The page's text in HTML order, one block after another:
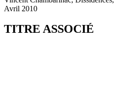
Avril 2010
TITRE ASSOCIÉ